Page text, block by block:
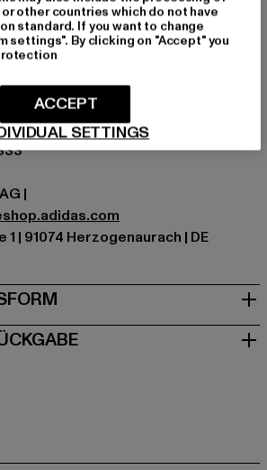
black/off white
Textil
Teile tierischen Ursprungs.
|
| 91074 Herzogenaurach | DE
other countries which do not have
standard. If you want to change
settings". By clicking on "Accept" you
SETTINGS
ACCEPT